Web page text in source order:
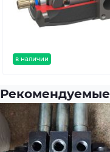
в наличии
Рекомендуемые